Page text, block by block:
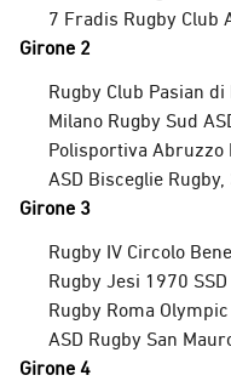
7 Fradis Rugby Club
Girone 2
Rugby Club Pasian
Milano Rugby Sud
Polisportiva Abruzzo
ASD Bisceglie
Girone 3
Rugby IV Circolo
Rugby Jesi 1970
Rugby Roma
ASD Rugby San
Girone 4